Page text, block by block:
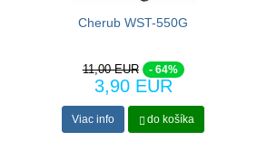
Cherub WST-550G
11,00 EUR - 64%
3,90 EUR
Viac info do košíka